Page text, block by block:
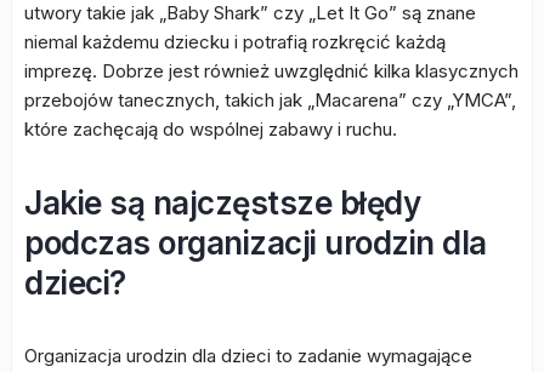
utwory takie jak „Baby Shark” czy „Let It Go” są znane
niemal każdemu dziecku i potrafią rozkręcić każdą
imprezę. Dobrze jest również uwzględnić kilka klasycznych
przebojów tanecznych, takich jak „Macarena” czy „YMCA”,
które zachęcają do wspólnej zabawy i ruchu.
Jakie są najczęstsze błędy
podczas organizacji urodzin dla
dzieci?
Organizacja urodzin dla dzieci to zadanie wymagające